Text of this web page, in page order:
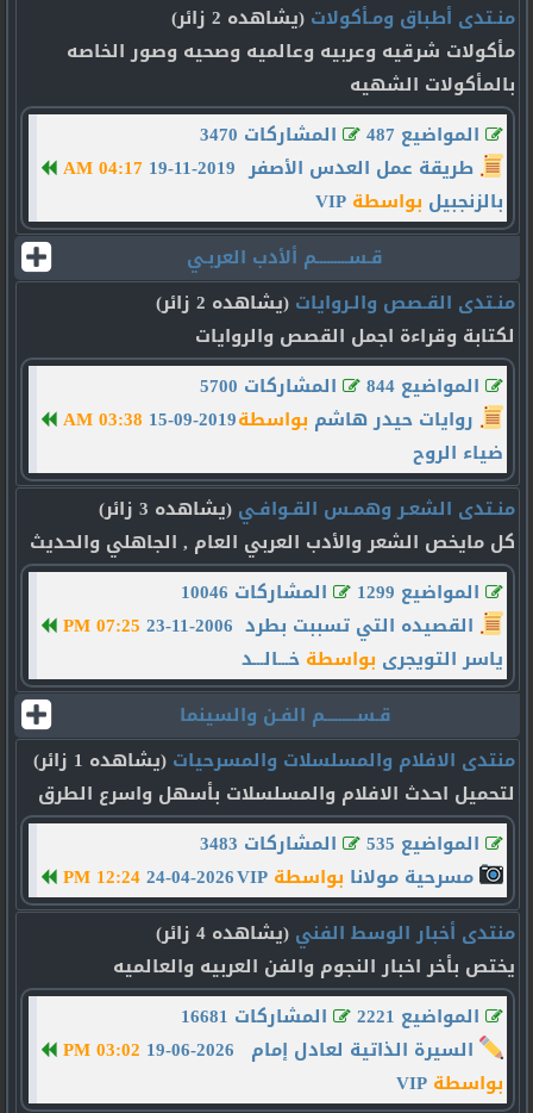
منـتدى أطباق ومـأكولات (يشاهده 2 زائر)
مأكولات شرقيه وعربيه وعالميه وصحيه وصور الخاصه
بالمأكولات الشهيه
المواضيع 487
المشاركات 3470
19-11-2019
04:17 AM
طريقة عمل العدس الأصفر
بالزنجبيل بواسطةVIP
قـســـــــــم ألأدب العربـي
منـتدى القـصص والـروايات (يشاهده 2 زائر)
لكتابة وقراءة اجمل القصص والروايات
المواضيع 844
المشاركات 5700
15-09-2019
03:38 AM روايات حيدر هاشم بواسطة
ضياء الروح
منـتدى الشعـر وهمـس القـوافـي (يشاهده 3 زائر)
كل مايخص الشعر والأدب العربي العام , الجاهلي والحديث
المواضيع 1299
المشاركات 10046
23-11-2006
07:25 PM
القصيده التي تسببت بطرد
ياسر التويجرى بواسطةخـــالـــد
قـســـــــــم الفـن والسينما
منتدى الافلام والمسلسلات والمسرحيات (يشاهده 1 زائر)
لتحميل احدث الافلام والمسلسلات بأسهل واسرع الطرق
المواضيع 535
المشاركات 3483
24-04-2026
12:24 PM مسرحية مولانا بواسطةVIP
منتدى أخبار الوسط الفني (يشاهده 4 زائر)
يختص بأخر اخبار النجوم والفن العربيه والعالميه
المواضيع 2221
المشاركات 16681
19-06-2026
03:02 PM
السيرة الذاتية لعادل إمام
بواسطةVIP